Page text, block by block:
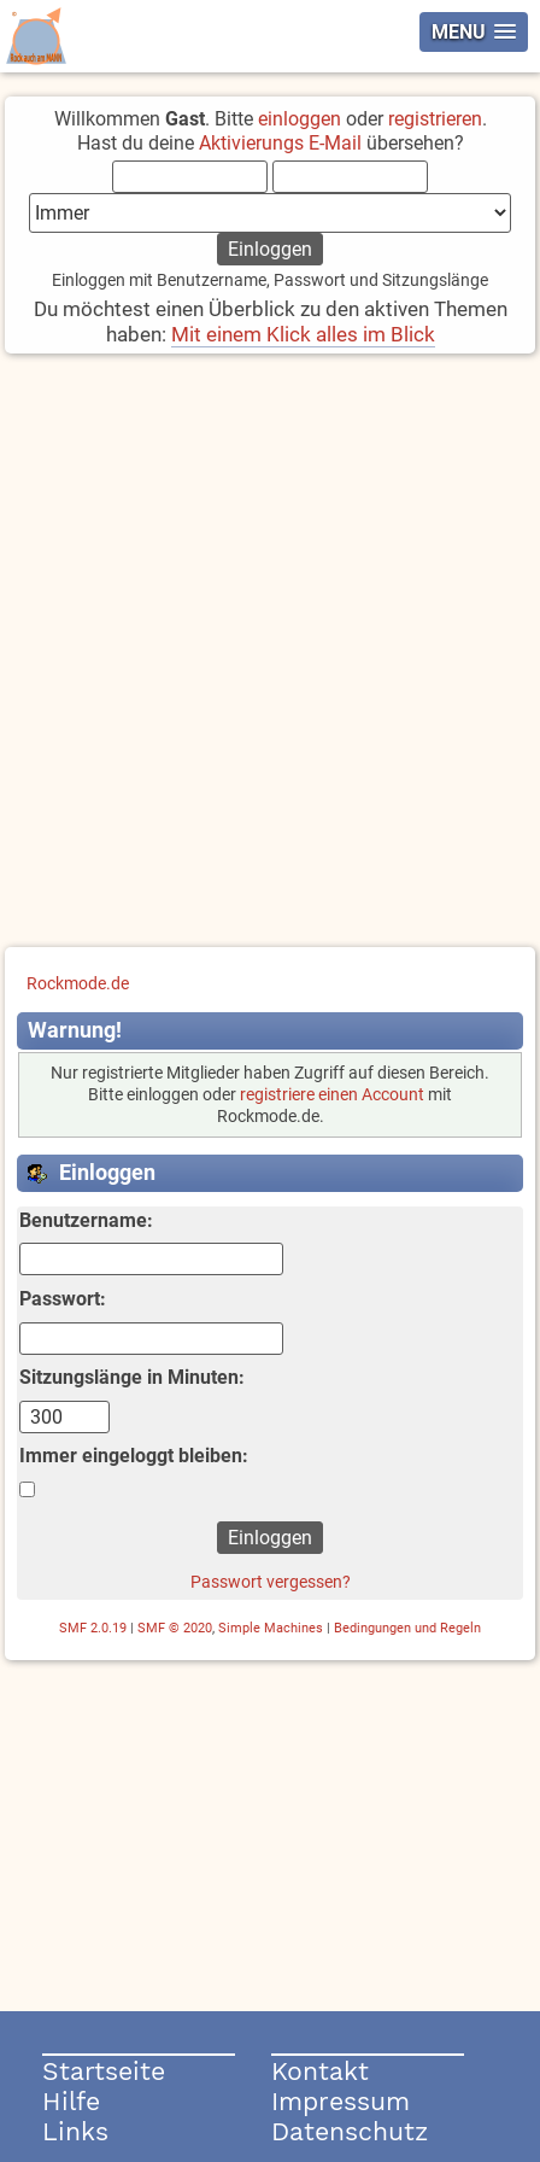
MENU
Willkommen Gast. Bitte einloggen oder registrieren.
Hast du deine Aktivierungs E-Mail übersehen?
Einloggen mit Benutzername, Passwort und Sitzungslänge
Du möchtest einen Überblick zu den aktiven Themen
haben: Mit einem Klick alles im Blick
Rockmode.de
Warnung!
Nur registrierte Mitglieder haben Zugriff auf diesen Bereich.
Bitte einloggen oder registriere einen Account mit
Rockmode.de.
Einloggen
Benutzername:
Passwort:
Sitzungslänge in Minuten:
Immer eingeloggt bleiben:
Passwort vergessen?
SMF 2.0.19 SMF © 2020, Simple Machines Bedingungen und Regeln
Startseite
Hilfe
Links
Kontakt
Impressum
Datenschutz